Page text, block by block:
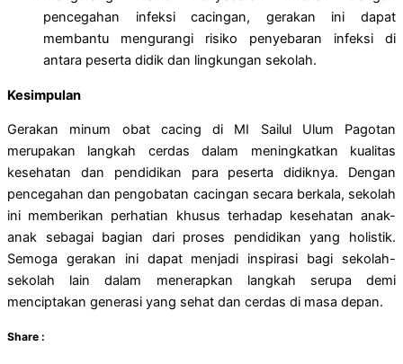
pencegahan infeksi cacingan, gerakan ini dapat
membantu mengurangi risiko penyebaran infeksi di
antara peserta didik dan lingkungan sekolah.
Kesimpulan
Gerakan minum obat cacing di MI Sailul Ulum Pagotan
merupakan langkah cerdas dalam meningkatkan kualitas
kesehatan dan pendidikan para peserta didiknya. Dengan
pencegahan dan pengobatan cacingan secara berkala, sekolah
ini memberikan perhatian khusus terhadap kesehatan anak-
anak sebagai bagian dari proses pendidikan yang holistik.
Semoga gerakan ini dapat menjadi inspirasi bagi sekolah-
sekolah lain dalam menerapkan langkah serupa demi
menciptakan generasi yang sehat dan cerdas di masa depan.
Share :